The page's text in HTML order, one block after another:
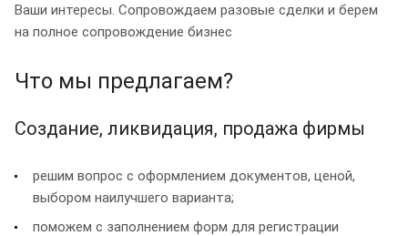
Ваши интересы. Сопровождаем разовые сделки и берем
на полное сопровождение бизнес
Что мы предлагаем?
Создание, ликвидация, продажа фирмы
решим вопрос с оформлением документов, ценой,
выбором наилучшего варианта;
поможем с заполнением форм для регистрации